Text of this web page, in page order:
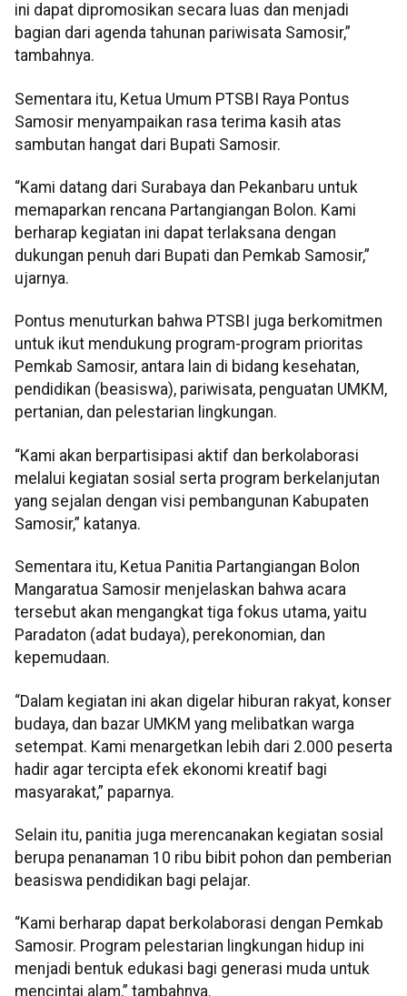
ini dapat dipromosikan secara luas dan menjadi
bagian dari agenda tahunan pariwisata Samosir,”
tambahnya.
Sementara itu, Ketua Umum PTSBI Raya Pontus
Samosir menyampaikan rasa terima kasih atas
sambutan hangat dari Bupati Samosir.
“Kami datang dari Surabaya dan Pekanbaru untuk
memaparkan rencana Partangiangan Bolon. Kami
berharap kegiatan ini dapat terlaksana dengan
dukungan penuh dari Bupati dan Pemkab Samosir,”
ujarnya.
Pontus menuturkan bahwa PTSBI juga berkomitmen
untuk ikut mendukung program-program prioritas
Pemkab Samosir, antara lain di bidang kesehatan,
pendidikan (beasiswa), pariwisata, penguatan UMKM,
pertanian, dan pelestarian lingkungan.
“Kami akan berpartisipasi aktif dan berkolaborasi
melalui kegiatan sosial serta program berkelanjutan
yang sejalan dengan visi pembangunan Kabupaten
Samosir,” katanya.
Sementara itu, Ketua Panitia Partangiangan Bolon
Mangaratua Samosir menjelaskan bahwa acara
tersebut akan mengangkat tiga fokus utama, yaitu
Paradaton (adat budaya), perekonomian, dan
kepemudaan.
“Dalam kegiatan ini akan digelar hiburan rakyat, konser
budaya, dan bazar UMKM yang melibatkan warga
setempat. Kami menargetkan lebih dari 2.000 peserta
hadir agar tercipta efek ekonomi kreatif bagi
masyarakat,” paparnya.
Selain itu, panitia juga merencanakan kegiatan sosial
berupa penanaman 10 ribu bibit pohon dan pemberian
beasiswa pendidikan bagi pelajar.
“Kami berharap dapat berkolaborasi dengan Pemkab
Samosir. Program pelestarian lingkungan hidup ini
menjadi bentuk edukasi bagi generasi muda untuk
mencintai alam,” tambahnya.